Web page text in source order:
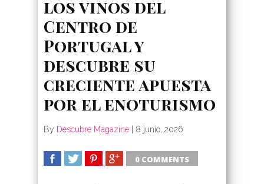
los vinos del
Centro de
Portugal y
descubre su
creciente apuesta
por el enoturismo
By Descubre Magazine 8 junio, 2026
0 COMMENTS